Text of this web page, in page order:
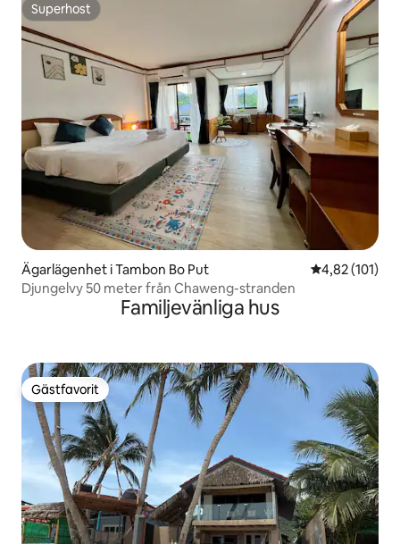
Superhost
Superhost
Ägarlägenhet i Tambon Bo Put 4,82 av 5 i
4,82 (101)
Djungelvy 50 meter från Chaweng-stranden
Familjevänliga hus
Gästfavorit
Gästfavorit